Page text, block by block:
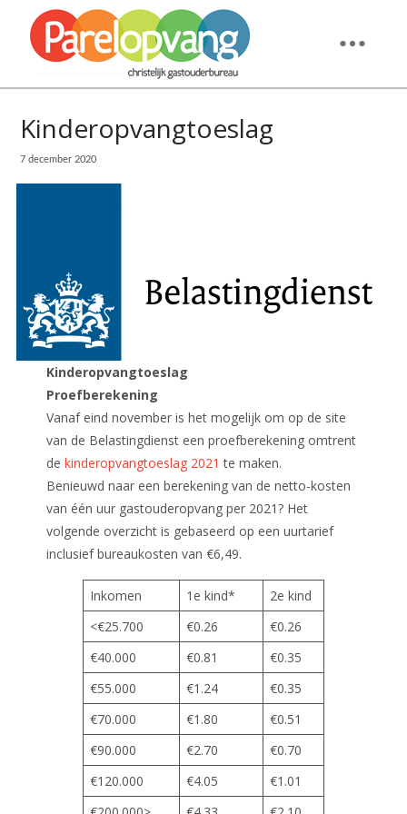
Kinderopvangtoeslag
7 december 2020
Kinderopvangtoeslag
Proefberekening
Vanaf eind november is het mogelijk om op de site
van de Belastingdienst een proefberekening omtrent
de kinderopvangtoeslag 2021 te maken.
Benieuwd naar een berekening van de netto-kosten
van één uur gastouderopvang per 2021? Het
volgende overzicht is gebaseerd op een uurtarief
inclusief bureaukosten van €6,49.
Inkomen 1e kind*
2e kind
<€25.700
€0.26
€0.26
€40.000
€0.81
€0.35
€55.000
€1.24
€0.35
€70.000
€1.80
€0.51
€90.000
€2.70
€0.70
€120.000
€4.05
€1.01